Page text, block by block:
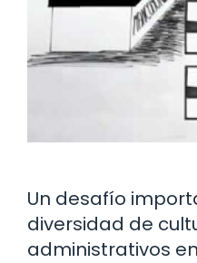
Un desafío
diversidad de
administrativos